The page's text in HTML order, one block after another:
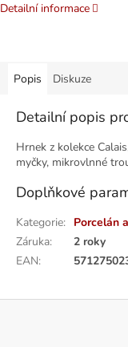
Detailní informace
Popis Diskuze
Detailní popis
Hrnek z kolekce
myčky, mikrovlnné
Doplňkové
Kategorie: Porcelán
Záruka:
2 roky
EAN:
Z